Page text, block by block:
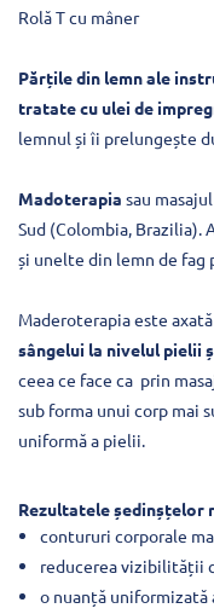
Rolă T cu mâner
Părțile din lemn ale
tratate cu ulei de
lemnul și îi prelungește
Madoterapia sau
Sud (Colombia, Brazilia).
și unelte din lemn de fag
Maderoterapia este
sângelui la nivelul pielii
ceea ce face ca prin
sub forma unui corp mai
uniformă a pielii.
Rezultatele ședinșțelor
contururi corporale
reducerea vizibilității
o nuanță uniformizată